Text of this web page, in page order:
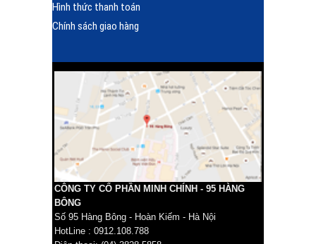
Hình thức thanh toán
Chính sách giao hàng
CÔNG TY CỔ PHẦN MINH CHÍNH - 95 HÀNG
BÔNG
Số 95 Hàng Bông - Hoàn Kiếm - Hà Nội
HotLine : 0912.108.788